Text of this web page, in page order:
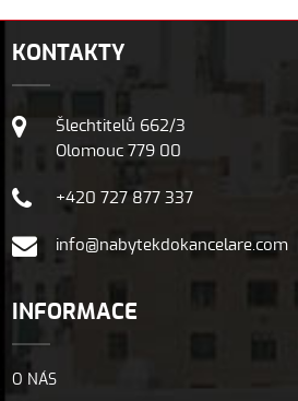
KONTAKTY
Šlechtitelů 662/3
Olomouc 779 00
+420 727 877 337
info@nabytekdokancelare.com
INFORMACE
O NÁS